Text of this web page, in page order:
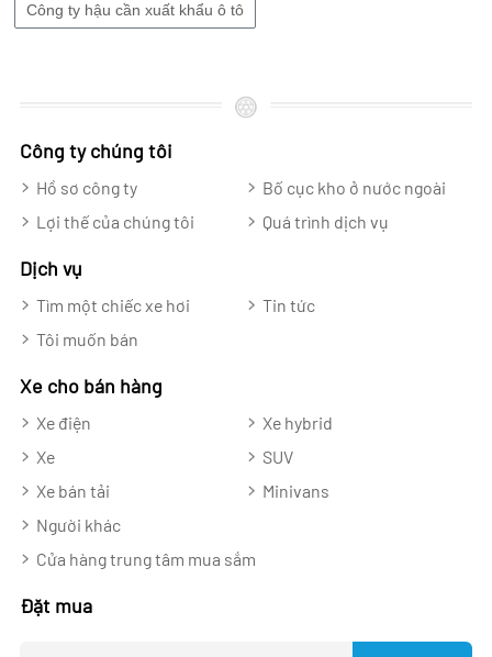
Công ty hậu cần xuất khẩu ô tô
Công ty chúng tôi
Hồ sơ công ty
Bố cục kho ở nước ngoài
Lợi thế của chúng tôi
Quá trình dịch vụ
Dịch vụ
Tìm một chiếc xe hơi
Tin tức
Tôi muốn bán
Xe cho bán hàng
Xe điện
Xe hybrid
Xe
SUV
Xe bán tải
Minivans
Người khác
Cửa hàng trung tâm mua sắm
Đặt mua